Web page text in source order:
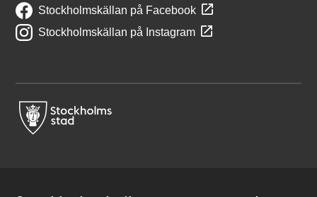
Stockholmskällan på Facebook
Stockholmskällan på Instagram